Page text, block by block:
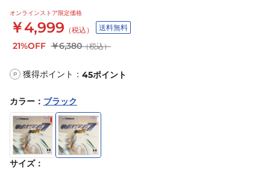
オンラインストア限定価格
￥4,999 （税込） 送料無料
21%OFF ￥6,380（税込）
P 獲得ポイント： 45ポイント
カラー ： ブラック
サイズ：